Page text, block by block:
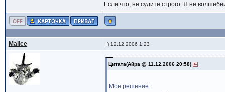
Если что, не судите строго. Я не
Malice 12.12.2006 1:23
Цитата(Айра @ 11.12.2006 20:58)
Мое решение: